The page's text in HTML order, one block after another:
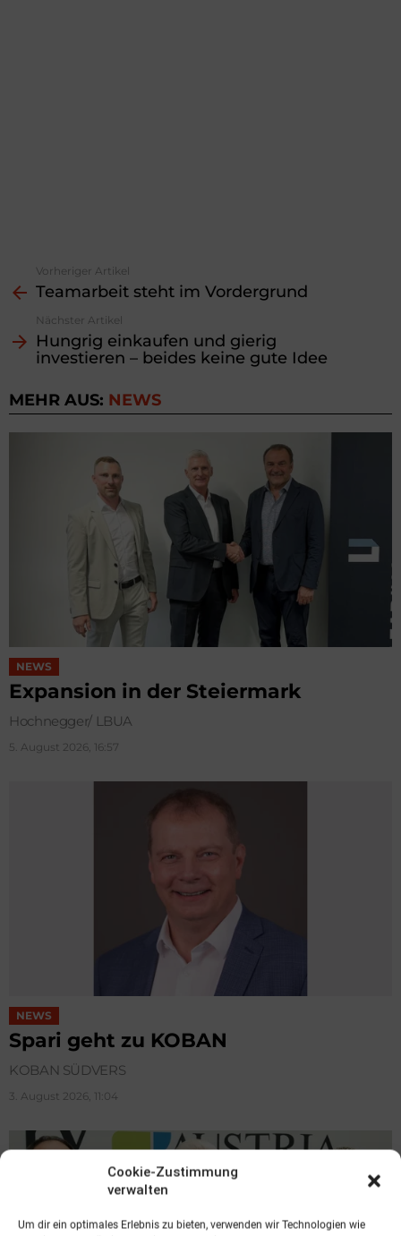
Cookie-Zustimmung
verwalten
Um dir ein optimales Erlebnis zu bieten, verwenden wir Technologien wie
more
Vorheriger Artikel
Teamarbeit steht im Vordergrund
Nächster Artikel
Hungrig einkaufen und gierig
investieren – beides keine gute Idee
MEHR AUS: NEWS
NEWS
Expansion in der Steiermark
Hochnegger/ LBUA
5. August 2026, 16:57
NEWS
Spari geht zu KOBAN
KOBAN SÜDVERS
3. August 2026, 11:04